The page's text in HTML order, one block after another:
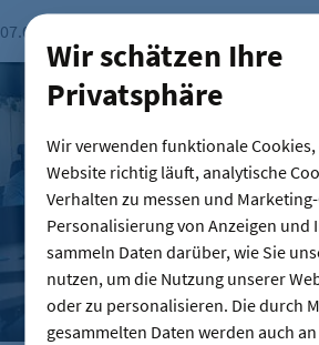
Wir schätzen Ihre
Privatsphäre
Wir verwenden funktionale
Website richtig läuft, analytische
Verhalten zu messen und
Personalisierung von Anzeigen und
sammeln Daten darüber, wie Sie
nutzen, um die Nutzung unserer
oder zu personalisieren. Die durch
gesammelten Daten werden auch
07.08.2026
Gründungszahlen steigen,